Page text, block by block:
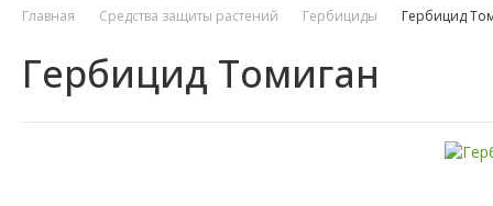
Главная Средства защиты растений Гербициды Гербицид
Гербицид Томиган